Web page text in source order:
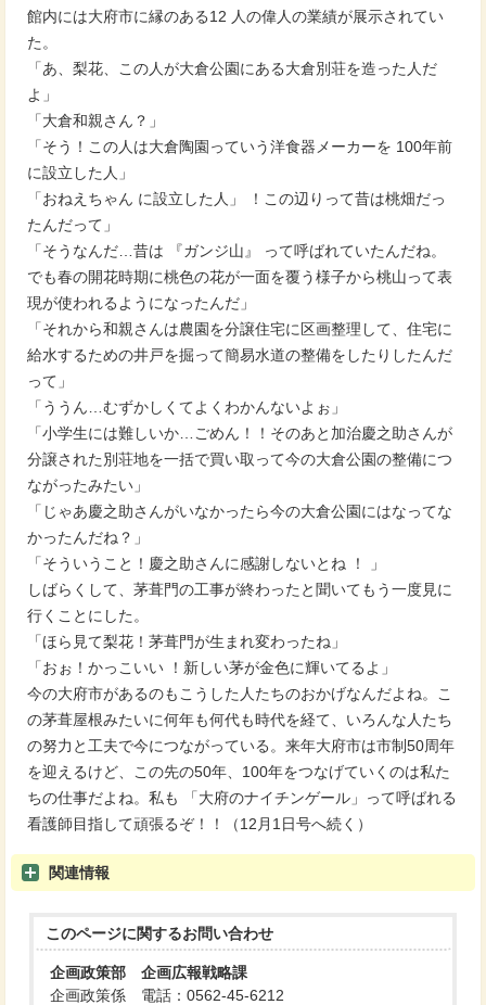
館内には大府市に縁のある12 人の偉人の業績が展示されてい
た。
「あ、梨花、この人が大倉公園にある大倉別荘を造った人だ
よ」
「大倉和親さん？」
「そう！この人は大倉陶園っていう洋食器メーカーを 100年前
に設立した人」
「おねえちゃん に設立した人」 ！この辺りって昔は桃畑だっ
たんだって」
「そうなんだ…昔は 『ガンジ山』 って呼ばれていたんだね。
でも春の開花時期に桃色の花が一面を覆う様子から桃山って表
現が使われるようになったんだ」
「それから和親さんは農園を分譲住宅に区画整理して、住宅に
給水するための井戸を掘って簡易水道の整備をしたりしたんだ
って」
「ううん…むずかしくてよくわかんないよぉ」
「小学生には難しいか…ごめん！！そのあと加治慶之助さんが
分譲された別荘地を一括で買い取って今の大倉公園の整備につ
ながったみたい」
「じゃあ慶之助さんがいなかったら今の大倉公園にはなってな
かったんだね？」
「そういうこと！慶之助さんに感謝しないとね ！ 」
しばらくして、茅葺門の工事が終わったと聞いてもう一度見に
行くことにした。
「ほら見て梨花！茅葺門が生まれ変わったね」
「おぉ！かっこいい ！新しい茅が金色に輝いてるよ」
今の大府市があるのもこうした人たちのおかげなんだよね。こ
の茅葺屋根みたいに何年も何代も時代を経て、いろんな人たち
の努力と工夫で今につながっている。来年大府市は市制50周年
を迎えるけど、この先の50年、100年をつなげていくのは私た
ちの仕事だよね。私も 「大府のナイチンゲール」って呼ばれる
看護師目指して頑張るぞ！！（12月1日号へ続く）
関連情報
このページに関するお問い合わせ
企画政策部 企画広報戦略課
企画政策係 電話：0562-45-6212